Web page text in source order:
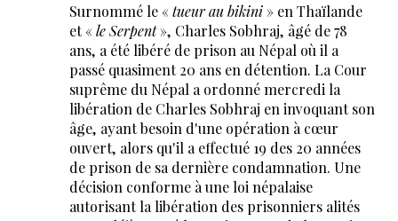
Surnommé le «tueur au bikini» en Thaïlande
et «le Serpent», Charles Sobhraj, âgé de 78
ans, a été libéré de prison au Népal où il a
passé quasiment 20 ans en détention. La Cour
suprême du Népal a ordonné mercredi la
libération de Charles Sobhraj en invoquant son
âge, ayant besoin d'une opération à cœur
ouvert, alors qu'il a effectué 19 des 20 années
de prison de sa dernière condamnation. Une
décision conforme à une loi népalaise
autorisant la libération des prisonniers alités